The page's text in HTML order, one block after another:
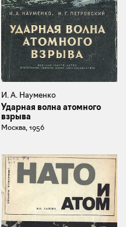
И. А. Науменко
Ударная волна атомного
взрыва
Москва, 1956